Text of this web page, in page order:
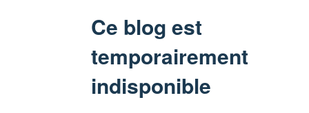
Ce blog est
temporairement
indisponible